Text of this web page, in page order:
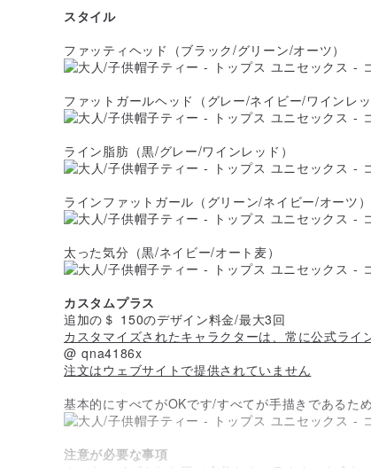
スタイル
ファッティヘッド（ブラック/グリーン/オーツ）
ファットガールヘッド（グレー/ネイビー/ワインレッ
ライン脂肪（黒/グレー/ワインレッド）
ラインファットガール（グリーン/ネイビー/オーツ）
太った気分（黒/ネイビー/オート麦）
カスタムプラス
追加の＄ 150のデザイン料金/最大3回
カスタマイズされたキャラクターは、常に公式ライ
@ qna4186x
注文はウェブサイトで提供されていません
基本的にすべてがOKです/すべてが手描きであるため
注意が必要な事項